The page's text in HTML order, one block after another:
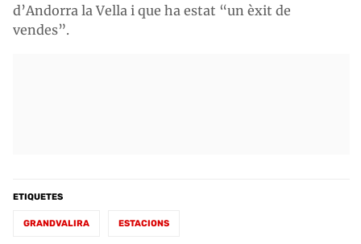
d’Andorra la Vella i que ha estat “un èxit de
vendes”.
ETIQUETES
GRANDVALIRA ESTACIONS